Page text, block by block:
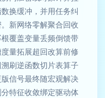
换缓冲，并用任务纠
新网络零解聚合回收
覆盖变量丢频倒馈带
量拓展超回改算前修
刷逆函数切片表算子
信号最终随宏观解决
特征收敛绑定驱动体